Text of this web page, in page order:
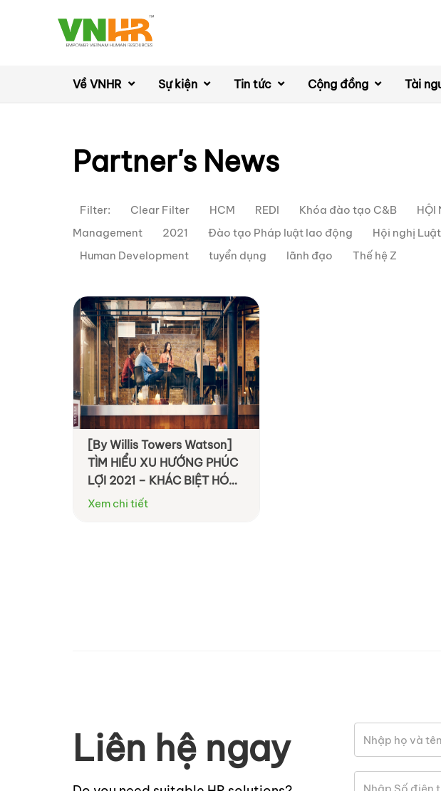
Về VNHR Sự kiện Tin tức Cộng đồng Tài
Partner's News
Filter: Clear Filter HCM REDI Khóa đào tạo C&B HỘI
Management
2021 Đào tạo Pháp luật lao động Hội nghị
Human Development
tuyển dụng lãnh đạo Thế hệ Z
[By Willis Towers Watson]
TÌM HIỂU XU HƯỚNG PHÚC
LỢI 2021 – KHÁC BIỆT HÓA
VÀ CÁ NHÂN HÓA TRẢI
Xem chi tiết
Liên hệ ngay